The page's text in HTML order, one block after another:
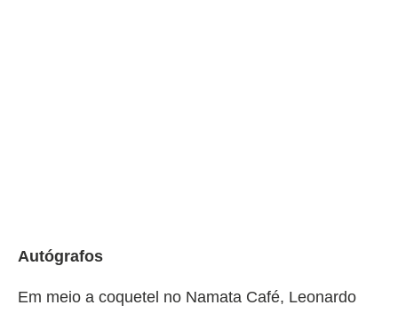
Autógrafos
Em meio a coquetel no Namata Café, Leonardo